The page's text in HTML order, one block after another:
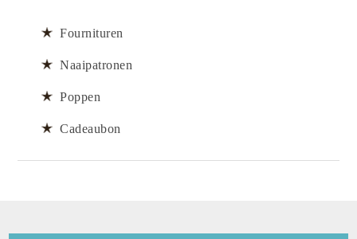
Fournituren
Naaipatronen
Poppen
Cadeaubon